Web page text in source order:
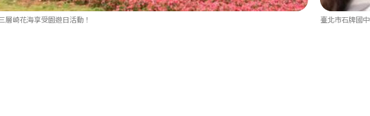
層崎花海享受園遊日活動！ 臺北市石牌國